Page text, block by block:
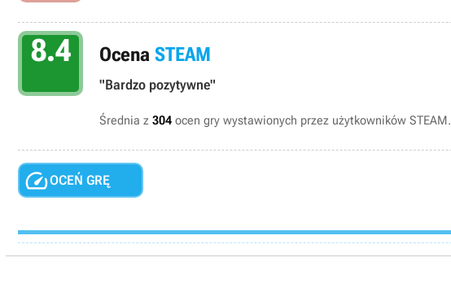
8.4 Ocena STEAM
"Bardzo pozytywne"
Średnia z 304 ocen gry wystawionych przez użytkowników STEAM.
OCEŃ GRĘ